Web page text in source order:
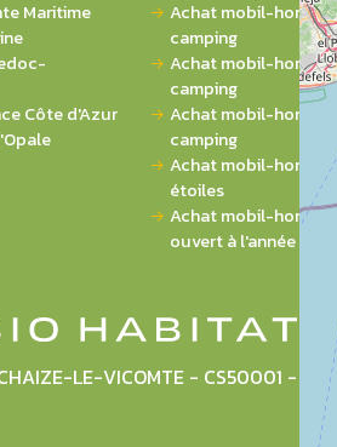
LE-VICOMTE - CS50001 -
Maritime
Côte d'Azur
Achat mobil-home 2
camping
Achat mobil-home 3
camping
Achat mobil-home 4
camping
Achat mobil-home
étoiles
Achat mobil-home
ouvert à l'année